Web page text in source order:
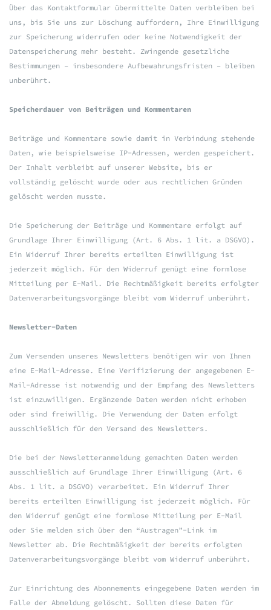
Über das Kontaktformular übermittelte Daten verbleiben bei
uns, bis Sie uns zur Löschung auffordern, Ihre Einwilligung
zur Speicherung widerrufen oder keine Notwendigkeit der
Datenspeicherung mehr besteht. Zwingende gesetzliche
Bestimmungen – insbesondere Aufbewahrungsfristen – bleiben
unberührt.
Speicherdauer von Beiträgen und Kommentaren
Beiträge und Kommentare sowie damit in Verbindung stehende
Daten, wie beispielsweise IP-Adressen, werden gespeichert.
Der Inhalt verbleibt auf unserer Website, bis er
vollständig gelöscht wurde oder aus rechtlichen Gründen
gelöscht werden musste.
Die Speicherung der Beiträge und Kommentare erfolgt auf
Grundlage Ihrer Einwilligung (Art. 6 Abs. 1 lit. a DSGVO).
Ein Widerruf Ihrer bereits erteilten Einwilligung ist
jederzeit möglich. Für den Widerruf genügt eine formlose
Mitteilung per E-Mail. Die Rechtmäßigkeit bereits erfolgter
Datenverarbeitungsvorgänge bleibt vom Widerruf unberührt.
Newsletter-Daten
Zum Versenden unseres Newsletters benötigen wir von Ihnen
eine E-Mail-Adresse. Eine Verifizierung der angegebenen E-
Mail-Adresse ist notwendig und der Empfang des Newsletters
ist einzuwilligen. Ergänzende Daten werden nicht erhoben
oder sind freiwillig. Die Verwendung der Daten erfolgt
ausschließlich für den Versand des Newsletters.
Die bei der Newsletteranmeldung gemachten Daten werden
ausschließlich auf Grundlage Ihrer Einwilligung (Art. 6
Abs. 1 lit. a DSGVO) verarbeitet. Ein Widerruf Ihrer
bereits erteilten Einwilligung ist jederzeit möglich. Für
den Widerruf genügt eine formlose Mitteilung per E-Mail
oder Sie melden sich über den “Austragen”-Link im
Newsletter ab. Die Rechtmäßigkeit der bereits erfolgten
Datenverarbeitungsvorgänge bleibt vom Widerruf unberührt.
Zur Einrichtung des Abonnements eingegebene Daten werden im
Falle der Abmeldung gelöscht. Sollten diese Daten für